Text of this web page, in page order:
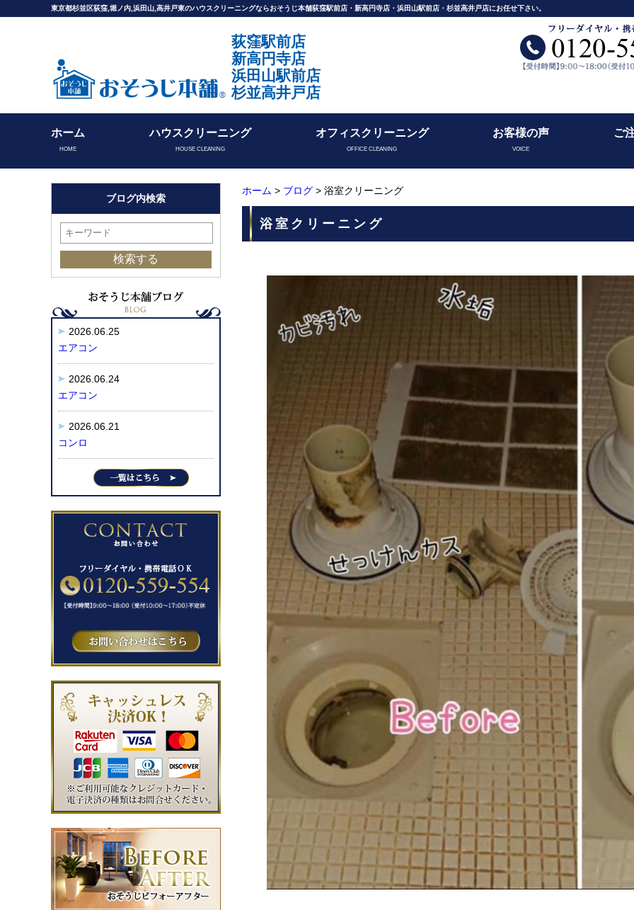
東京都杉並区荻窪,堀ノ内,浜田山,高井戸東のハウスクリーニングならおそうじ本舗荻窪駅前店・新高円寺店・浜田山駅前店・杉並高井戸店にお任せ下さい。
荻窪駅前店
新高円寺店
浜田山駅前店
杉並高井戸店
ホーム
HOME
ハウスクリーニング
HOUSE CLEANING
オフィスクリーニング
OFFICE CLEANING
お客様の声
VOICE
ご
ホーム > ブログ > 浴室クリーニング
浴室クリーニング
ブログ内検索
2026.06.25
エアコン
2026.06.24
エアコン
2026.06.21
コンロ